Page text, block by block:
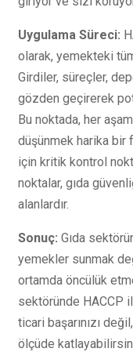
Uygulama Süreci:
olarak, yemekteki
Girdiler, süreçler,
gözden geçirerek
Bu noktada, her
düşünmek harika bir
için kritik kontrol
noktalar, gıda
alanlardır.
Sonuç: Gıda
yemekler sunmak
ortamda öncülük
sektöründe HACCP
ticari başarınızı
ölçüde